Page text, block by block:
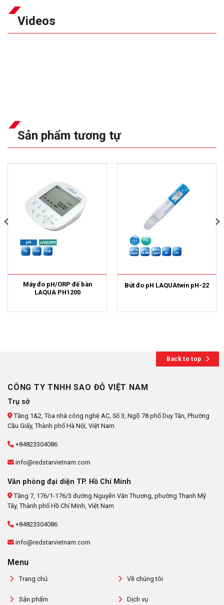
Videos
Sản phẩm tương tự
Máy đo pH/ORP để bàn
LAQUA PH1200
Bút đo pH LAQUAtwin pH-22
Back to top
CÔNG TY TNHH SAO ĐỎ VIỆT NAM
Trụ sở
Tầng 1&2, Tòa nhà công nghệ AC, Số 3, Ngõ 78 phố Duy Tân, Phường
Cầu Giấy, Thành phố Hà Nội, Việt Nam
+84823304086
info@redstarvietnam.com
Văn phòng đại diện TP. Hồ Chí Minh
Tầng 7, 176/1-176/3 đường Nguyễn Văn Thương, phường Thạnh Mỹ
Tây, Thành phố Hồ Chí Minh, Việt Nam
+84823304086
info@redstarvietnam.com
Menu
Trang chủ Về chúng tôi
Sản phẩm Dịch vụ